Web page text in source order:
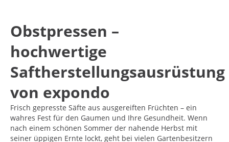
Obstpressen –
hochwertige
Saftherstellungsausrüstung
von expondo
Frisch gepresste Säfte aus ausgereiften Früchten – ein
wahres Fest für den Gaumen und Ihre Gesundheit. Wenn
nach einem schönen Sommer der nahende Herbst mit
seiner üppigen Ernte lockt, geht bei vielen Gartenbesitzern